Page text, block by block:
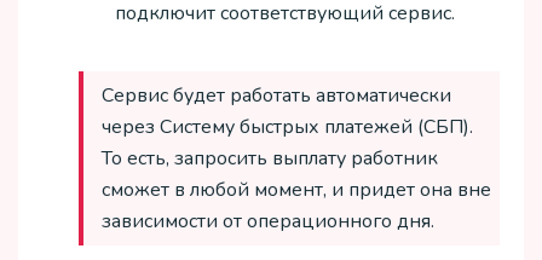
подключит соответствующий сервис.
Сервис будет работать автоматически
через Систему быстрых платежей (СБП).
То есть, запросить выплату работник
сможет в любой момент, и придет она вне
зависимости от операционного дня.